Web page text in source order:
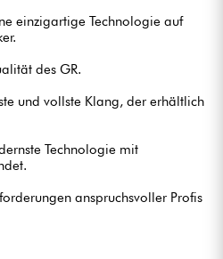
einzigartige Technologie auf
des GR.
und vollste Klang, der erhältlich
Technologie mit
anspruchsvoller Profis